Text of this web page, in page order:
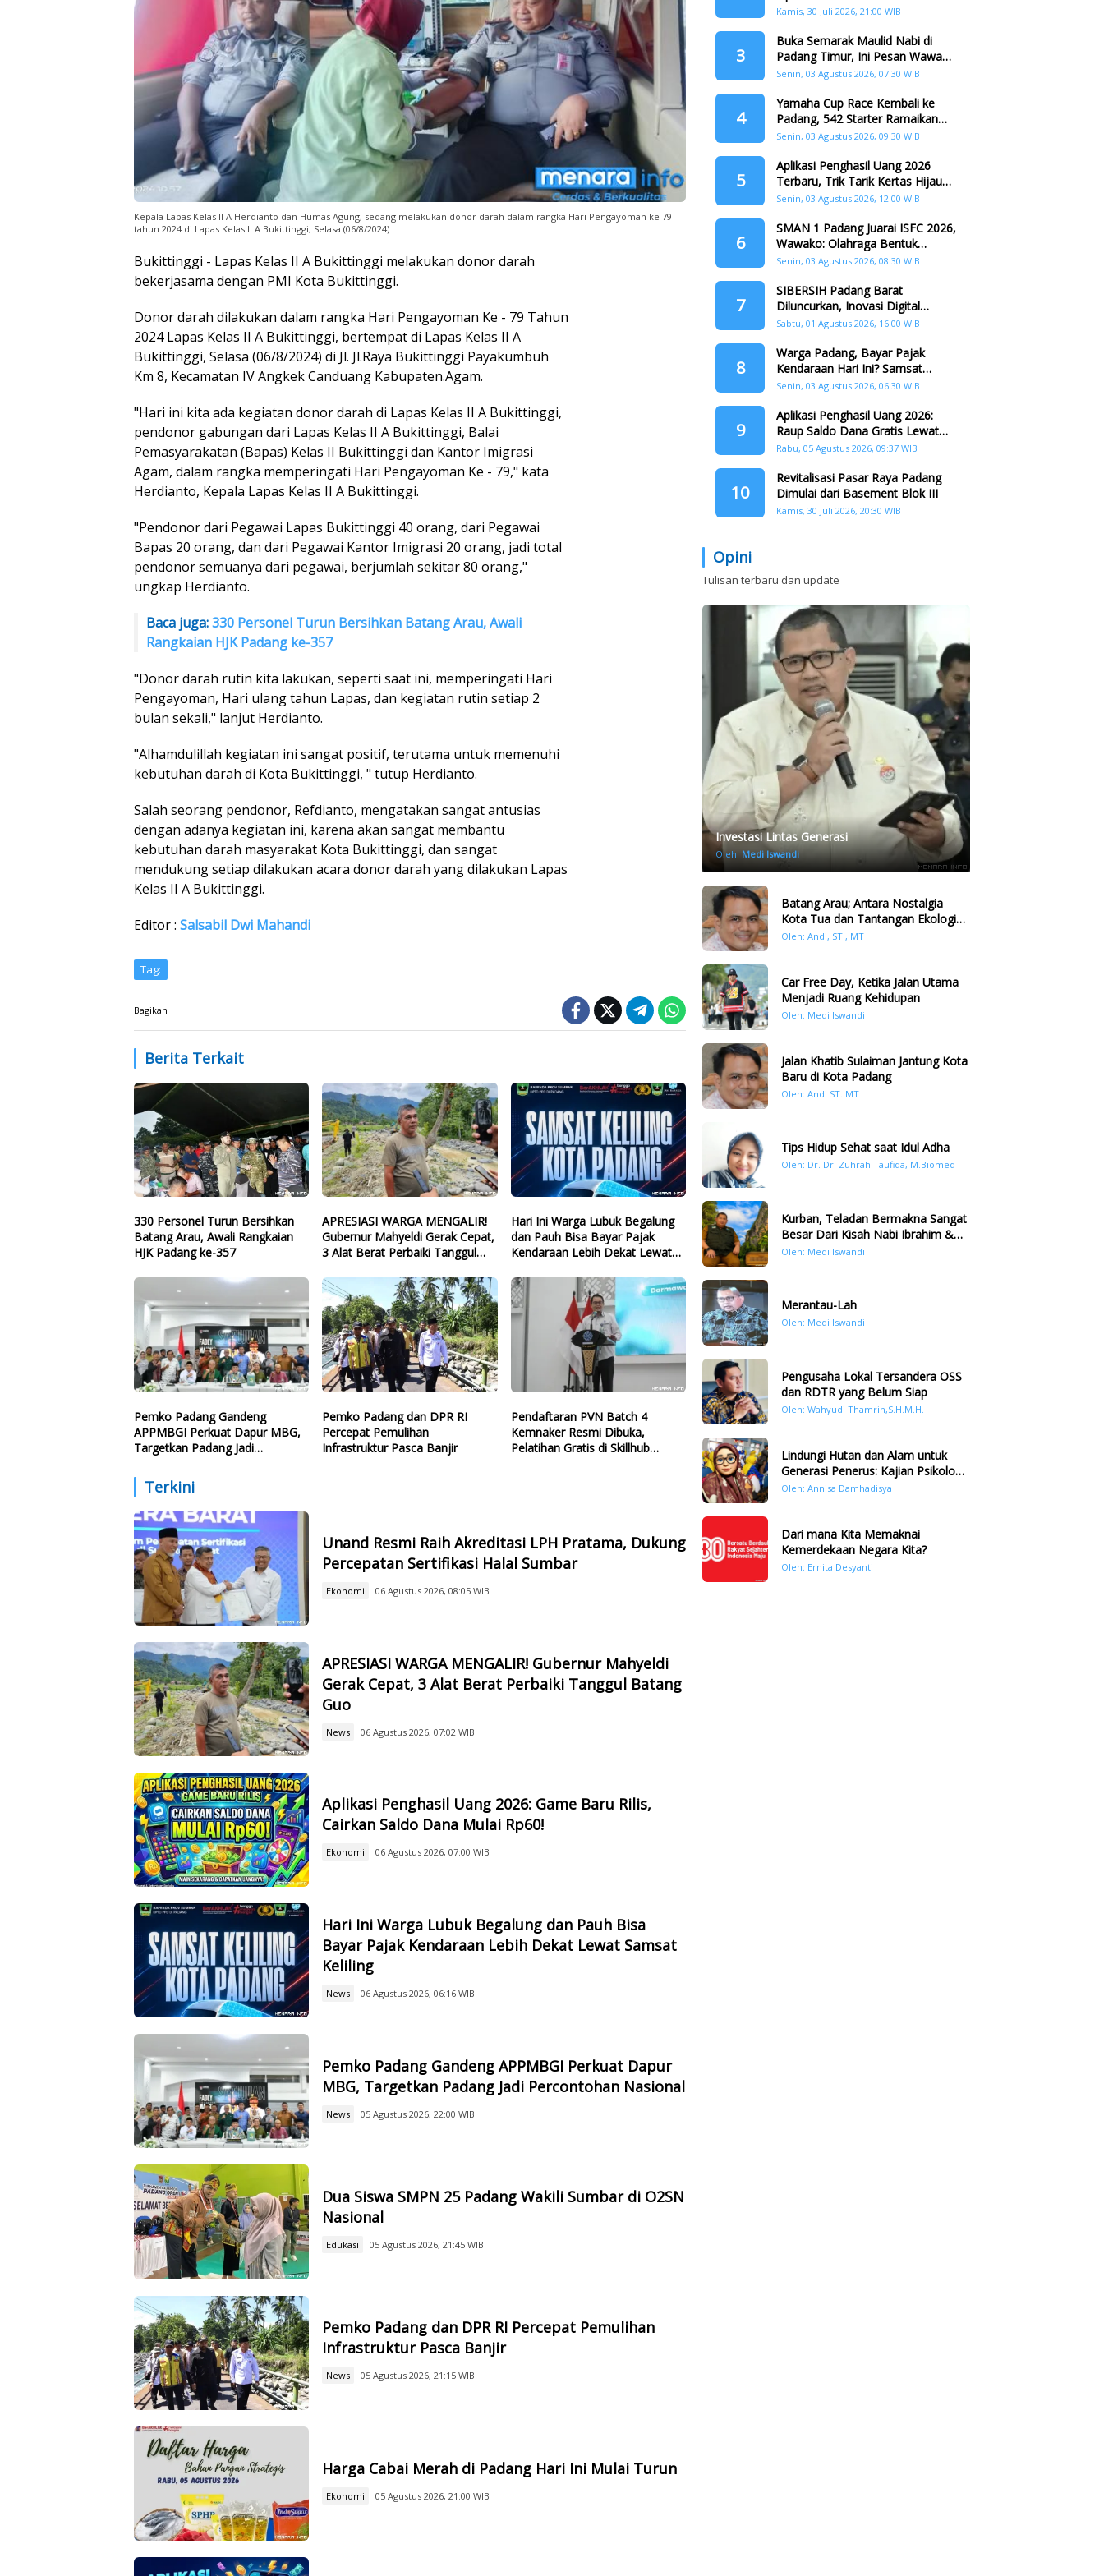
Kepala Lapas Kelas II A Herdianto dan Humas Agung, sedang melakukan donor darah dalam rangka Hari Pengayoman ke 79
tahun 2024 di Lapas Kelas II A Bukittinggi, Selasa (06/8/2024)
Bukittinggi - Lapas Kelas II A Bukittinggi melakukan donor darah
bekerjasama dengan PMI Kota Bukittinggi.
Donor darah dilakukan dalam rangka Hari Pengayoman Ke - 79 Tahun
2024 Lapas Kelas II A Bukittinggi, bertempat di Lapas Kelas II A
Bukittinggi, Selasa (06/8/2024) di Jl. Jl.Raya Bukittinggi Payakumbuh
Km 8, Kecamatan IV Angkek Canduang Kabupaten.Agam.
"Hari ini kita ada kegiatan donor darah di Lapas Kelas II A Bukittinggi,
pendonor gabungan dari Lapas Kelas II A Bukittinggi, Balai
Pemasyarakatan (Bapas) Kelas II Bukittinggi dan Kantor Imigrasi
Agam, dalam rangka memperingati Hari Pengayoman Ke - 79," kata
Herdianto, Kepala Lapas Kelas II A Bukittinggi.
"Pendonor dari Pegawai Lapas Bukittinggi 40 orang, dari Pegawai
Bapas 20 orang, dan dari Pegawai Kantor Imigrasi 20 orang, jadi total
pendonor semuanya dari pegawai, berjumlah sekitar 80 orang,"
ungkap Herdianto.
Baca juga:330 Personel Turun Bersihkan Batang Arau, Awali
Rangkaian HJK Padang ke-357
"Donor darah rutin kita lakukan, seperti saat ini, memperingati Hari
Pengayoman, Hari ulang tahun Lapas, dan kegiatan rutin setiap 2
bulan sekali," lanjut Herdianto.
"Alhamdulillah kegiatan ini sangat positif, terutama untuk memenuhi
kebutuhan darah di Kota Bukittinggi, " tutup Herdianto.
Salah seorang pendonor, Refdianto, mengatakan sangat antusias
dengan adanya kegiatan ini, karena akan sangat membantu
kebutuhan darah masyarakat Kota Bukittinggi, dan sangat
mendukung setiap dilakukan acara donor darah yang dilakukan Lapas
Kelas II A Bukittinggi.
Editor : Salsabil Dwi Mahandi
Tag:
Bagikan
Berita Terkait
330 Personel Turun Bersihkan
Batang Arau, Awali Rangkaian
HJK Padang ke-357
APRESIASI WARGA MENGALIR!
Gubernur Mahyeldi Gerak Cepat,
3 Alat Berat Perbaiki Tanggul
Hari Ini Warga Lubuk Begalung
dan Pauh Bisa Bayar Pajak
Kendaraan Lebih Dekat Lewat
Pemko Padang Gandeng
APPMBGI Perkuat Dapur MBG,
Targetkan Padang Jadi
Pemko Padang dan DPR RI
Percepat Pemulihan
Infrastruktur Pasca Banjir
Pendaftaran PVN Batch 4
Kemnaker Resmi Dibuka,
Pelatihan Gratis di Skillhub
Terkini
Unand Resmi Raih Akreditasi LPH Pratama, Dukung
Percepatan Sertifikasi Halal Sumbar
Ekonomi 06 Agustus 2026, 08:05 WIB
APRESIASI WARGA MENGALIR! Gubernur Mahyeldi
Gerak Cepat, 3 Alat Berat Perbaiki Tanggul Batang
Guo
News 06 Agustus 2026, 07:02 WIB
Aplikasi Penghasil Uang 2026: Game Baru Rilis,
Cairkan Saldo Dana Mulai Rp60!
Ekonomi 06 Agustus 2026, 07:00 WIB
Hari Ini Warga Lubuk Begalung dan Pauh Bisa
Bayar Pajak Kendaraan Lebih Dekat Lewat Samsat
Keliling
News 06 Agustus 2026, 06:16 WIB
Pemko Padang Gandeng APPMBGI Perkuat Dapur
MBG, Targetkan Padang Jadi Percontohan Nasional
News 05 Agustus 2026, 22:00 WIB
Dua Siswa SMPN 25 Padang Wakili Sumbar di O2SN
Nasional
Edukasi 05 Agustus 2026, 21:45 WIB
Pemko Padang dan DPR RI Percepat Pemulihan
Infrastruktur Pasca Banjir
News 05 Agustus 2026, 21:15 WIB
Harga Cabai Merah di Padang Hari Ini Mulai Turun
Ekonomi 05 Agustus 2026, 21:00 WIB
dr. Ulya Uti Fasrini Raih Gelar
Kamis, 30 Juli 2026, 21:00 WIB
3
Buka Semarak Maulid Nabi di
Padang Timur, Ini Pesan Wawako
Padang
Senin, 03 Agustus 2026, 07:30 WIB
4
Yamaha Cup Race Kembali ke
Padang, 542 Starter Ramaikan
Seri II HJK ke-357
Senin, 03 Agustus 2026, 09:30 WIB
5
Aplikasi Penghasil Uang 2026
Terbaru, Trik Tarik Kertas Hijau
Crazy Food Tanpa Penggandaan
Senin, 03 Agustus 2026, 12:00 WIB
6
SMAN 1 Padang Juarai ISFC 2026,
Wawako: Olahraga Bentuk
Karakter Generasi Muda
Senin, 03 Agustus 2026, 08:30 WIB
7
SIBERSIH Padang Barat
Diluncurkan, Inovasi Digital
Perkuat Kolaborasi Warga dan
Sabtu, 01 Agustus 2026, 16:00 WIB
8
Warga Padang, Bayar Pajak
Kendaraan Hari Ini? Samsat
Keliling Hadir di Padang Barat dan
Senin, 03 Agustus 2026, 06:30 WIB
9
Aplikasi Penghasil Uang 2026:
Raup Saldo Dana Gratis Lewat
Nonton Drama, Ini Caranya!
Rabu, 05 Agustus 2026, 09:37 WIB
10
Revitalisasi Pasar Raya Padang
Dimulai dari Basement Blok III
Kamis, 30 Juli 2026, 20:30 WIB
Opini
Tulisan terbaru dan update
Investasi Lintas Generasi
Oleh: Medi Iswandi
Batang Arau; Antara Nostalgia
Kota Tua dan Tantangan Ekologi
Kawasan
Oleh: Andi, ST., MT
Car Free Day, Ketika Jalan Utama
Menjadi Ruang Kehidupan
Oleh: Medi Iswandi
Jalan Khatib Sulaiman Jantung Kota
Baru di Kota Padang
Oleh: Andi ST. MT
Tips Hidup Sehat saat Idul Adha
Oleh: Dr. Dr. Zuhrah Taufiqa, M.Biomed
Kurban, Teladan Bermakna Sangat
Besar Dari Kisah Nabi Ibrahim &
Nabi Ismail
Oleh: Medi Iswandi
Merantau-Lah
Oleh: Medi Iswandi
Pengusaha Lokal Tersandera OSS
dan RDTR yang Belum Siap
Oleh: Wahyudi Thamrin,S.H.M.H.
Lindungi Hutan dan Alam untuk
Generasi Penerus: Kajian Psikologi
Bencana Hidrometeorologi di
Oleh: Annisa Damhadisya
Dari mana Kita Memaknai
Kemerdekaan Negara Kita?
Oleh: Ernita Desyanti